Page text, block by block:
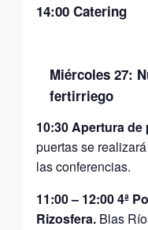
14:00 Catering
Miércoles 27:
fertirriego
10:30 Apertura de
puertas se
las conferencias.
11:00– 12:004ª
Rizosfera. Blas